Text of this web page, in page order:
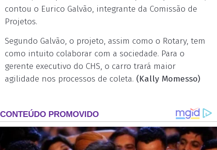
contou o Eurico Galvão, integrante da Comissão de
Projetos.
Segundo Galvão, o projeto, assim como o Rotary, tem
como intuito colaborar com a sociedade. Para o
gerente executivo do CHS, o carro trará maior
agilidade nos processos de coleta. (Kally Momesso)